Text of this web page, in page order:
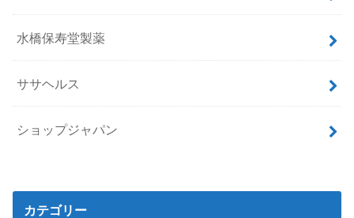
水橋保寿堂製薬
ササヘルス
ショップジャパン
カテゴリー